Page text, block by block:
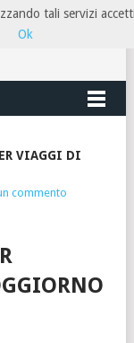
VIAGGI DI
commento
tali servizi
Ok